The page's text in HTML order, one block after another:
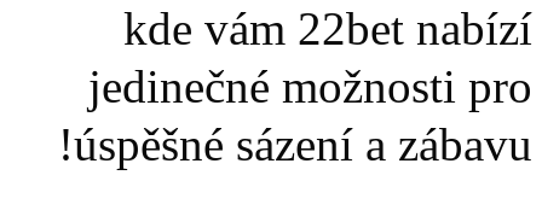
kde vám 22bet nabízí
jedinečné možnosti pro
úspěšné sázení a zábavu!